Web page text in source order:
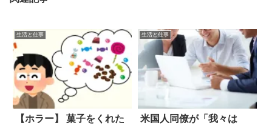
生活と仕事
【ホラー】 菓子をくれた
生活と仕事
米国人同僚が「我々は